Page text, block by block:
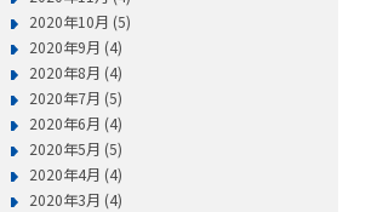
2020年10月 (5)
2020年9月 (4)
2020年8月 (4)
2020年7月 (5)
2020年6月 (4)
2020年5月 (5)
2020年4月 (4)
2020年3月 (4)